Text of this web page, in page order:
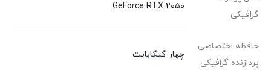
گرافیکی
GeForce RTX ۲۰۵۰
حافظه اختصاصی
پردازنده گرافیکی
چهار گیگابایت